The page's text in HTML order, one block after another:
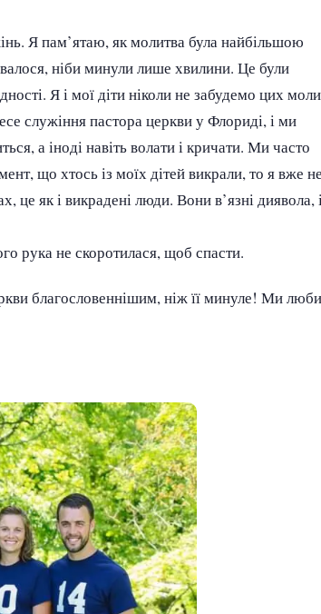
Я пам’ятаю, як молитва була найбільшою
ніби минули лише хвилини. Це були
Я і мої діти ніколи не забудемо цих
служіння пастора церкви у Флориді, і ми
а іноді навіть волати і кричати. Ми часто
що хтось із моїх дітей викрали, то я вже не
як і викрадені люди. Вони в’язні диявола,
рука не скоротилася, щоб спасти.
благословеннішим, ніж її минуле! Ми